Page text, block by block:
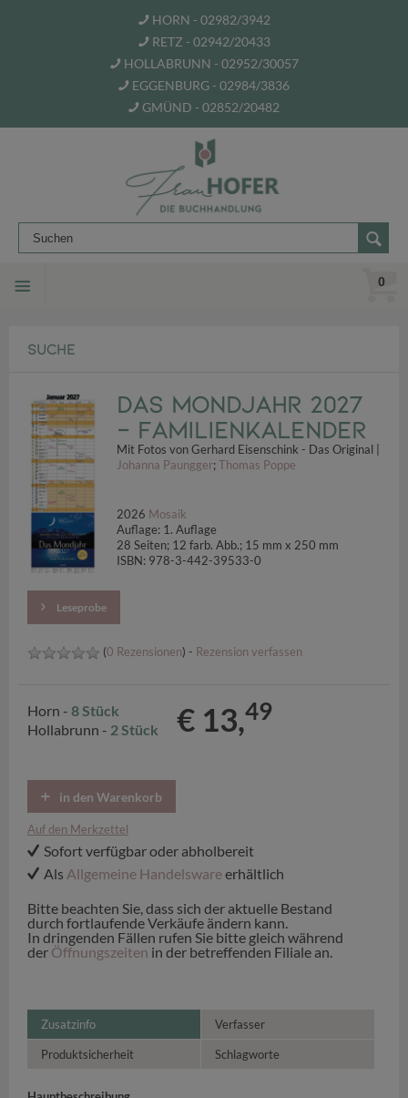
HORN - 02982/3942
RETZ - 02942/20433
HOLLABRUNN - 02952/30057
EGGENBURG - 02984/3836
GMÜND - 02852/20482
0
SUCHE
Das Mondjahr 2027
- Familienkalender
Mit Fotos von Gerhard Eisenschink - Das Original |
Johanna Paungger;Thomas Poppe
2026 Mosaik
Auflage: 1. Auflage
28 Seiten; 12 farb. Abb.; 15 mm x 250 mm
ISBN: 978-3-442-39533-0
Leseprobe
(0 Rezensionen) - Rezension verfassen
Horn - 8 Stück
Hollabrunn - 2 Stück € 13,49
in den Warenkorb
Auf den Merkzettel
Sofort verfügbar oder abholbereit
Als Allgemeine Handelswareerhältlich
Bitte beachten Sie, dass sich der aktuelle Bestand
durch fortlaufende Verkäufe ändern kann.
In dringenden Fällen rufen Sie bitte gleich während
der Öffnungszeiten in der betreffenden Filiale an.
Zusatzinfo Verfasser
Produktsicherheit Schlagworte